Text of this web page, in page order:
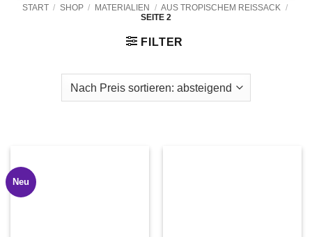
START / SHOP / MATERIALIEN / AUS TROPISCHEM REISSACK /
SEITE 2
FILTER
Neu